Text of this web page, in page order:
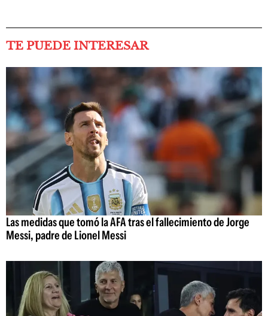
TE PUEDE INTERESAR
Las medidas que tomó la AFA tras el fallecimiento de Jorge
Messi, padre de Lionel Messi